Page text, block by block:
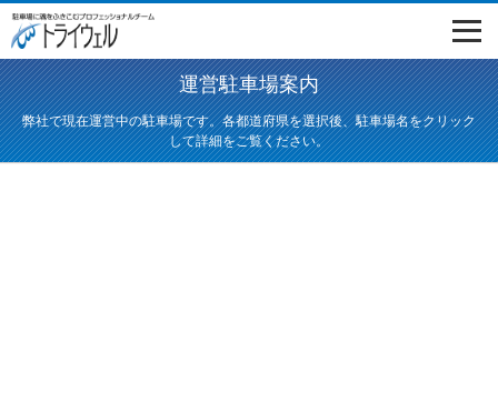
運営駐車場案内
弊社で現在運営中の駐車場です。各都道府県を選択後、駐車場名をクリック
して詳細をご覧ください。